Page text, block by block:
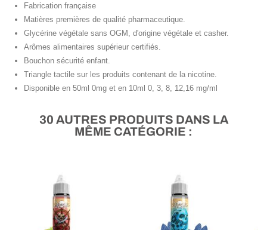
Fabrication française
Matières premières de qualité pharmaceutique.
Glycérine végétale sans OGM, d'origine végétale et casher.
Arômes alimentaires supérieur certifiés.
Bouchon sécurité enfant.
Triangle tactile sur les produits contenant de la nicotine.
Disponible en 50ml 0mg et en 10ml 0, 3, 8, 12,16 mg/ml
30 AUTRES PRODUITS DANS LA
MÊME CATÉGORIE :